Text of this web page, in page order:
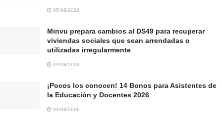
05/08/2026
Minvu prepara cambios al DS49 para recuperar
viviendas sociales que sean arrendadas o
utilizadas irregularmente
04/08/2026
¡Pocos los conocen! 14 Bonos para Asistentes de
la Educación y Docentes 2026
04/08/2026